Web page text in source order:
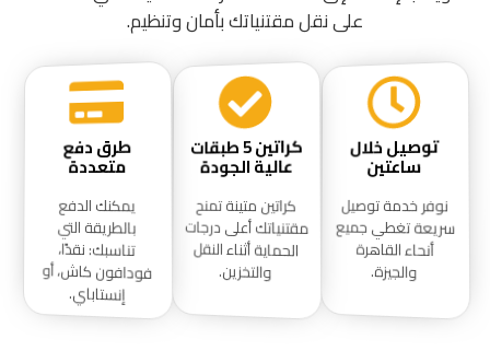
على نقل مقتنياتك بأمان وتنظيم.
توصيل خلال
ساعتين
نوفر خدمة توصيل
سريعة تغطي جميع
أنحاء القاهرة
والجيزة.
كراتين 5 طبقات
عالية الجودة
كراتين متينة تمنح
مقتنياتك أعلى درجات
الحماية أثناء النقل
والتخزين.
طرق دفع
متعددة
يمكنك الدفع
بالطريقة التي
تناسبك: نقدًا،
فودافون كاش، أو
إنستاباي.